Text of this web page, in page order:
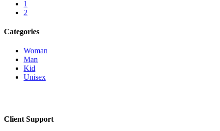
1
2
Categories
Woman
Man
Kid
Unisex
Client Support